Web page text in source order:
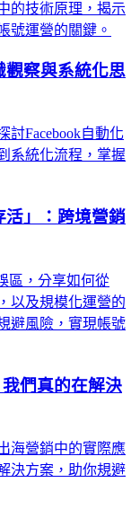
的技術原理，揭示
號運營的關鍵。
觀察與系統化思
討Facebook自動化
系統化流程，掌握
活」：跨境營銷
區，分享如何從
以及規模化運營的
避風險，實現帳號
們真的在解決
海營銷中的實際應
決方案，助你規避